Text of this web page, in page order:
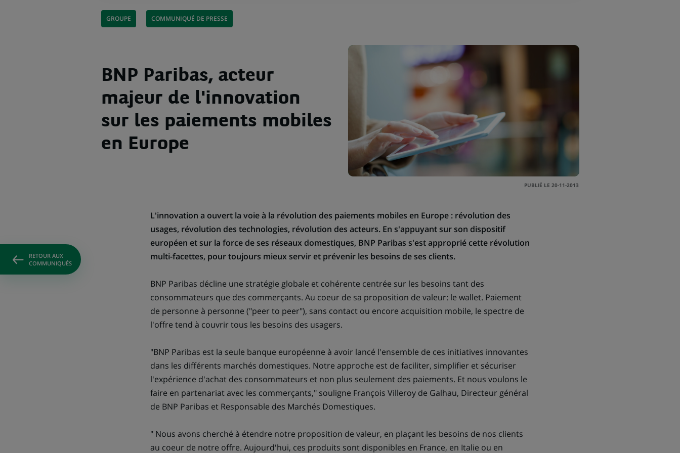
GROUPE COMMUNIQUÉ DE PRESSE
BNP Paribas, acteur
majeur de l'innovation
sur les paiements mobiles
en Europe
PUBLIÉ LE 20-11-2013
RETOUR AUX
COMMUNIQUÉS
L'innovation a ouvert la voie à la révolution des paiements mobiles en Europe : révolution des
usages, révolution des technologies, révolution des acteurs. En s'appuyant sur son dispositif
européen et sur la force de ses réseaux domestiques, BNP Paribas s'est approprié cette révolution
multi-facettes, pour toujours mieux servir et prévenir les besoins de ses clients.
BNP Paribas décline une stratégie globale et cohérente centrée sur les besoins tant des
consommateurs que des commerçants. Au coeur de sa proposition de valeur: le wallet. Paiement
de personne à personne ("peer to peer"), sans contact ou encore acquisition mobile, le spectre de
l'offre tend à couvrir tous les besoins des usagers.
"BNP Paribas est la seule banque européenne à avoir lancé l'ensemble de ces initiatives innovantes
dans les différents marchés domestiques. Notre approche est de faciliter, simplifier et sécuriser
l'expérience d'achat des consommateurs et non plus seulement des paiements. Et nous voulons le
faire en partenariat avec les commerçants," souligne François Villeroy de Galhau, Directeur général
de BNP Paribas et Responsable des Marchés Domestiques.
" Nous avons cherché à étendre notre proposition de valeur, en plaçant les besoins de nos clients
au coeur de notre offre. Aujourd'hui, ces produits sont disponibles en France, en Italie ou en